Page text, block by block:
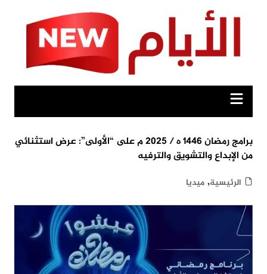
برامج رمضان 1446 ه / 2025 م على “الأولى”: عرض استثنائي
من الإبداع والتشويق والترفيه
الرئيسية, ميديا